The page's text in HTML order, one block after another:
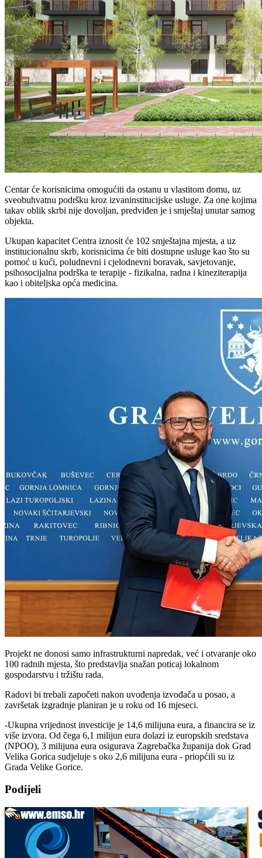
Centar će korisnicima omogućiti da ostanu u vlastitom domu, uz
sveobuhvatnu podršku kroz izvaninstitucijske usluge. Za one kojima
takav oblik skrbi nije dovoljan, predviđen je i smještaj unutar samog
objekta.
Ukupan kapacitet Centra iznosit će 102 smještajna mjesta, a uz
institucionalnu skrb, korisnicima će biti dostupne usluge kao što su
pomoć u kući, poludnevni i cjelodnevni boravak, savjetovanje,
psihosocijalna podrška te terapije - fizikalna, radna i kineziterapija
kao i obiteljska opća medicina.
Projekt ne donosi samo infrastrukturni napredak, već i otvaranje oko
100 radnih mjesta, što predstavlja snažan poticaj lokalnom
gospodarstvu i tržištu rada.
Radovi bi trebali započeti nakon uvođenja izvođača u posao, a
završetak izgradnje planiran je u roku od 16 mjeseci.
-Ukupna vrijednost investicije je 14,6 milijuna eura, a financira se iz
više izvora. Od čega 6,1 milijun eura dolazi iz europskih sredstava
(NPOO), 3 milijuna eura osigurava Zagrebačka županija dok Grad
Velika Gorica sudjeluje s oko 2,6 milijuna eura - priopćili su iz
Grada Velike Gorice.
Podijeli